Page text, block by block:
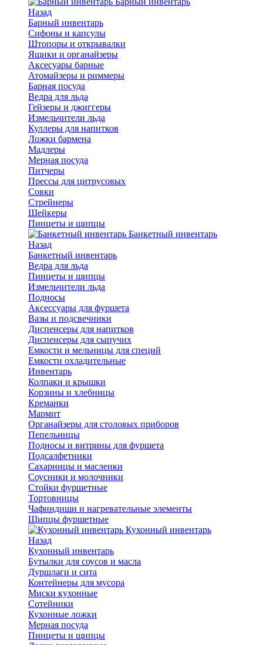
Назад
Барный инвентарь
Сифоны и капсулы
Штопоры и открывалки
Ящики и органайзеры
Аксесуары барные
Атомайзеры и риммеры
Барная посуда
Ведра для льда
Гейзеры и джиггеры
Измельчители льда
Куллеры для напитков
Ложки бармена
Мадлеры
Мерная посуда
Питчеры
Прессы для цитрусовых
Совки
Стрейнеры
Шейкеры
Пинцеты и щипцы
Банкетный инвентарь
Назад
Банкетный инвентарь
Ведра для льда
Пинцеты и щипцы
Измельчители льда
Подносы
Аксессуары для фуршета
Вазы и подсвечники
Диспенсеры для напитков
Диспенсеры для сыпучих
Емкости и мельницы для специй
Емкости охладительные
Инвентарь
Колпаки и крышки
Корзины и хлебницы
Креманки
Мармит
Органайзеры для столовых приборов
Пепельницы
Подносы и витрины для фуршета
Подсалфетники
Сахарницы и масленки
Соусники и молочники
Стойки фуршетные
Тортовницы
Чафиндиши и нагревательные элементы
Щипцы фуршетные
Кухонный инвентарь
Назад
Кухонный инвентарь
Бутылки для соусов и масла
Дуршлаги и сита
Контейнеры для мусора
Миски кухонные
Сотейники
Кухонные ложки
Мерная посуда
Пинцеты и щипцы